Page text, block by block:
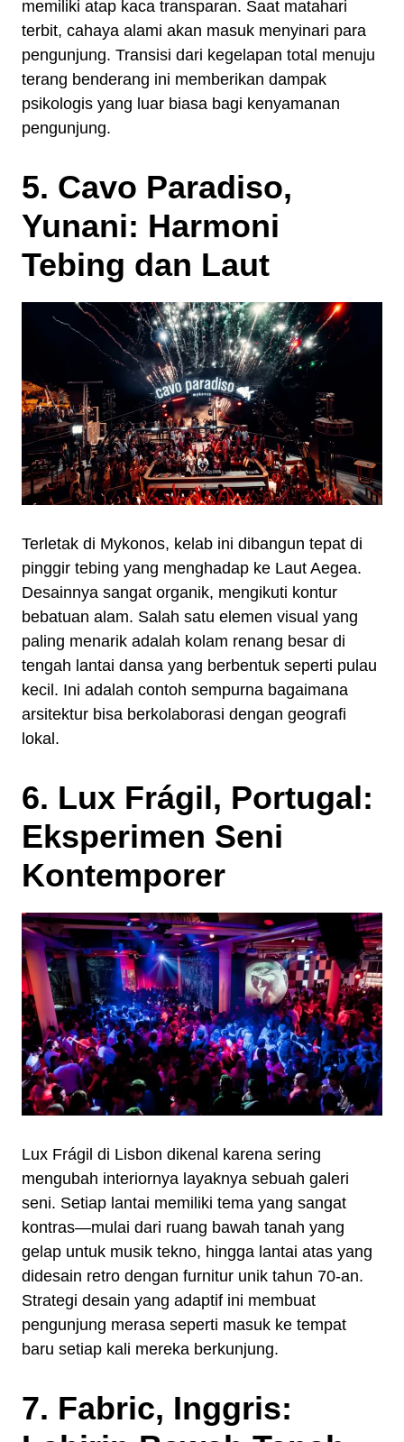
memiliki atap kaca transparan. Saat matahari
terbit, cahaya alami akan masuk menyinari para
pengunjung. Transisi dari kegelapan total menuju
terang benderang ini memberikan dampak
psikologis yang luar biasa bagi kenyamanan
pengunjung.
5. Cavo Paradiso,
Yunani: Harmoni
Tebing dan Laut
Terletak di Mykonos, kelab ini dibangun tepat di
pinggir tebing yang menghadap ke Laut Aegea.
Desainnya sangat organik, mengikuti kontur
bebatuan alam. Salah satu elemen visual yang
paling menarik adalah kolam renang besar di
tengah lantai dansa yang berbentuk seperti pulau
kecil. Ini adalah contoh sempurna bagaimana
arsitektur bisa berkolaborasi dengan geografi
lokal.
6. Lux Frágil, Portugal:
Eksperimen Seni
Kontemporer
Lux Frágil di Lisbon dikenal karena sering
mengubah interiornya layaknya sebuah galeri
seni. Setiap lantai memiliki tema yang sangat
kontras—mulai dari ruang bawah tanah yang
gelap untuk musik tekno, hingga lantai atas yang
didesain retro dengan furnitur unik tahun 70-an.
Strategi desain yang adaptif ini membuat
pengunjung merasa seperti masuk ke tempat
baru setiap kali mereka berkunjung.
7. Fabric, Inggris: